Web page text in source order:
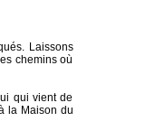
Laissons
chemins où
qui vient de
la Maison du